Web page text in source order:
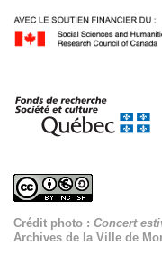
Crédit photo : Concert
Archives de la Ville de